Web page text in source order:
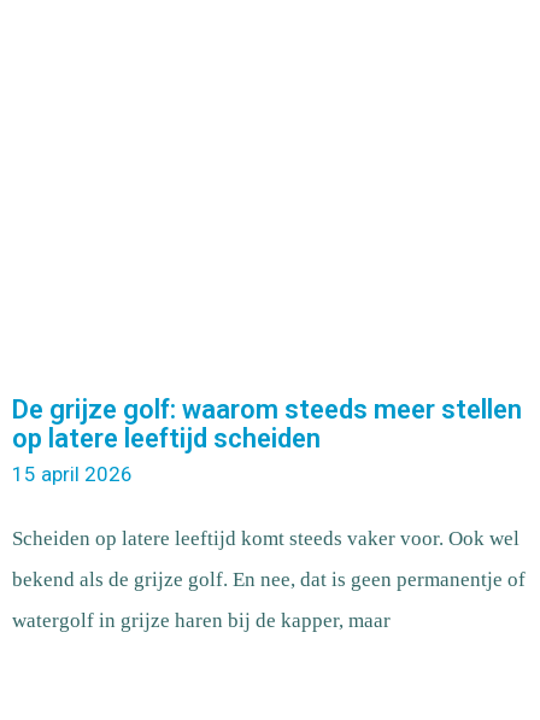
De grijze golf: waarom steeds meer stellen
op latere leeftijd scheiden
15 april 2026
Scheiden op latere leeftijd komt steeds vaker voor. Ook wel
bekend als de grijze golf. En nee, dat is geen permanentje of
watergolf in grijze haren bij de kapper, maar